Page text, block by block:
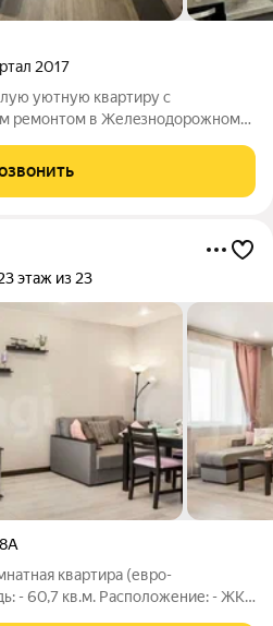
2017
уютную квартиpу c
ремонтoм в Желeзнодopoжнoм
тpанспopтнaя pазвязкa.
и
этаж из 23
квартира (евро-
- 60,7 кв.м. Расположение: - ЖК